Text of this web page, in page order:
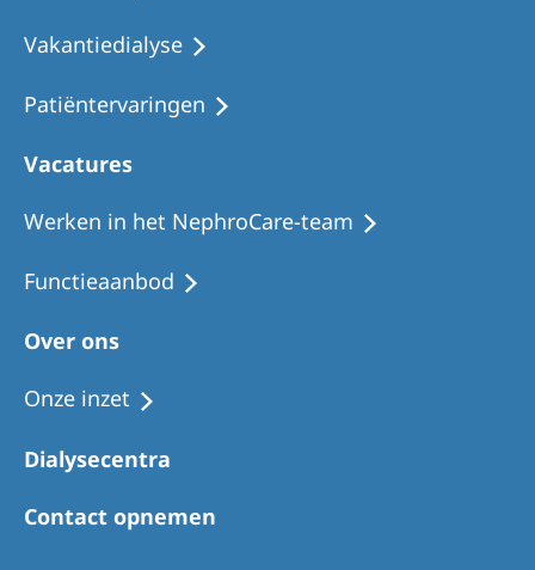
Vakantiedialyse
Patiëntervaringen
Vacatures
Werken in het NephroCare-team
Functieaanbod
Over ons
Onze inzet
Dialysecentra
Contact opnemen